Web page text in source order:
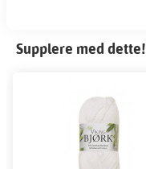
Supplere med dette!